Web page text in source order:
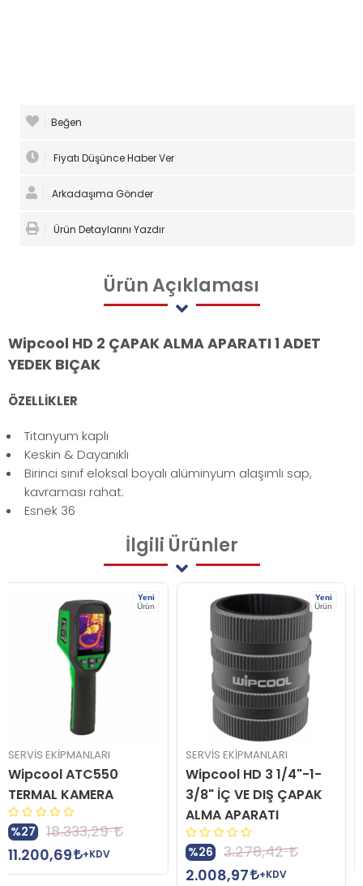
Beğen
Fiyatı Düşünce Haber Ver
Arkadaşıma Gönder
Ürün Detaylarını Yazdır
ÜrünAçıklaması
Wipcool HD 2 ÇAPAK ALMA APARATI 1 ADET
YEDEK BIÇAK
ÖZELLİKLER
Titanyum kaplı
Keskin & Dayanıklı
Birinci sınıf eloksal boyalı alüminyum alaşımlı sap,
kavraması rahat.
Esnek 36
İlgili Ürünler
Yeni
Ürün
SERVİS EKİPMANLARI
Wipcool HD 3 1/4"-1-
3/8" İÇ VE DIŞ ÇAPAK
ALMA APARATI
%26
3.278,42
2.008,97
+KDV
Yeni
Ürün
SERVİS EKİPMANLARI
Wipcool MVG 1 DİJİTAL
VAKUM ÖLÇER
%26
10.831,59
6.655,59
+KDV